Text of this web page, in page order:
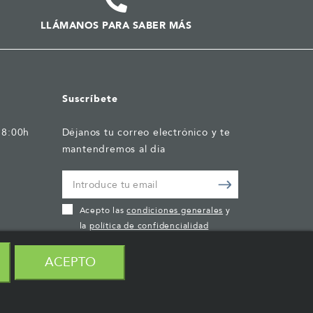
LLÁMANOS PARA SABER MÁS
Suscríbete
Déjanos tu correo electrónico y te
mantendremos al dia
Acepto lascondiciones generales y
la política de confidencialidad
ACEPTO